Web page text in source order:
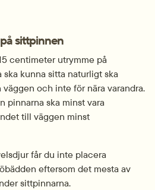
sittpinnen
centimeter utrymme på
kunna sitta naturligt ska
och inte för nära varandra.
pinnarna ska minst vara
till väggen minst
får du inte placera
eftersom det mesta av
sittpinnarna.